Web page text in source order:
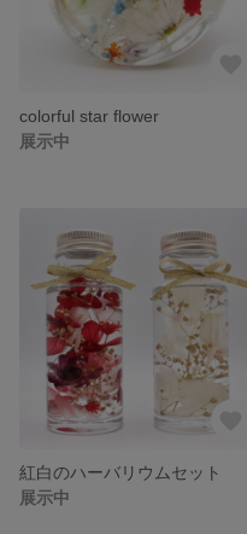
colorful star flower
展示中
紅白のハーバリウムセット
展示中